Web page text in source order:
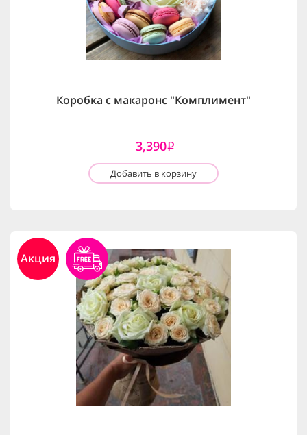
Коробка с макаронс "Комплимент"
3,390i
Добавить в корзину
Акция